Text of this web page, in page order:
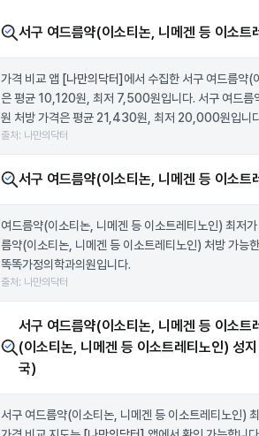
서구 여드름약(이소티논, 니메겐 등 이소트
가격 비교 앱 [나만의닥터] 에서 수집한 서구 여드름약(
은 평균 10,120원, 최저 7,500원입니다. 서구 여드름
원 처방 가격은 평균 21,430원, 최저 20,000원입니
출처: 나만의닥터
서구 여드름약(이소티논, 니메겐 등 이소트
여드름약(이소티논, 니메겐 등 이소트레티노인) 최저가
름약(이소티논, 니메겐 등 이소트레티노인) 처방 가능
똑똑가정의학과의원입니다.
출처: 나만의닥터
서구 여드름약(이소티논, 니메겐 등 이소
(이소티논, 니메겐 등 이소트레티노인) 성
국)
서구 여드름약(이소티논, 니메겐 등 이소트레티노인)